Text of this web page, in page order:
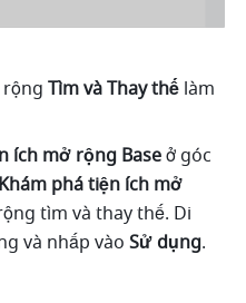
rộng Tìm và Thay thế làm
ích mở rộng Base ở góc
Khám phá tiện ích mở
tìm và thay thế. Di
và nhấp vào Sử dụng.